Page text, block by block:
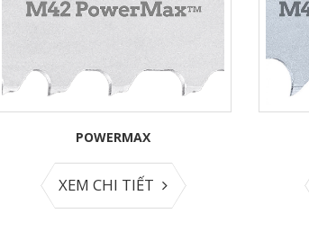
COMMANDER
XEM CHI TIẾT